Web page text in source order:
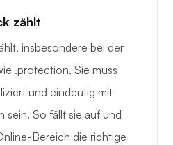
zählt
insbesondere bei der
.protection. Sie muss
und eindeutig mit
sein. So fällt sie auf und
Bereich die richtige